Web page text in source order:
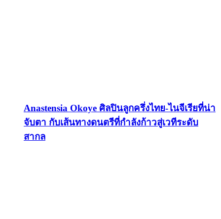
Anastensia Okoye ศิลปินลูกครึ่งไทย-ไนจีเรียที่น่า
จับตา กับเส้นทางดนตรีที่กำลังก้าวสู่เวทีระดับ
สากล